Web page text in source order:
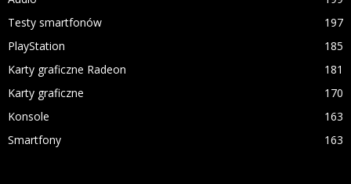
Testy smartfonów
197
PlayStation
185
Karty graficzne Radeon
181
Karty graficzne
170
Konsole
163
Smartfony
163